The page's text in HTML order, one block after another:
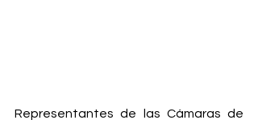
Representantes de las Cámaras de